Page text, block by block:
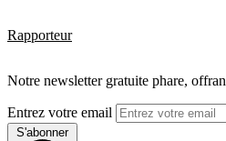
Rapporteur
Notre newsletter gratuite phare,
Entrez votre email
S'abonner